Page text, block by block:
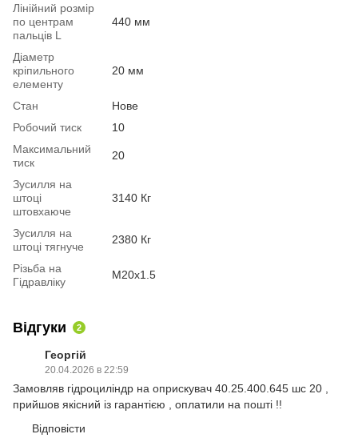
Лінійний розмір
по центрам
пальців L
440 мм
Діаметр
кріпильного
елементу
20 мм
Стан
Нове
Робочий тиск
10
Максимальний
тиск
20
Зусилля на
штоці
штовхаюче
3140 Кг
Зусилля на
штоці тягнуче
2380 Кг
Різьба на
Гідравліку
М20х1.5
Відгуки 2
Георгій
20.04.2026 в 22:59
Замовляв гідроциліндр на оприскувач 40.25.400.645 шс 20 ,
прийшов якісний із гарантією , оплатили на пошті !!
Відповісти